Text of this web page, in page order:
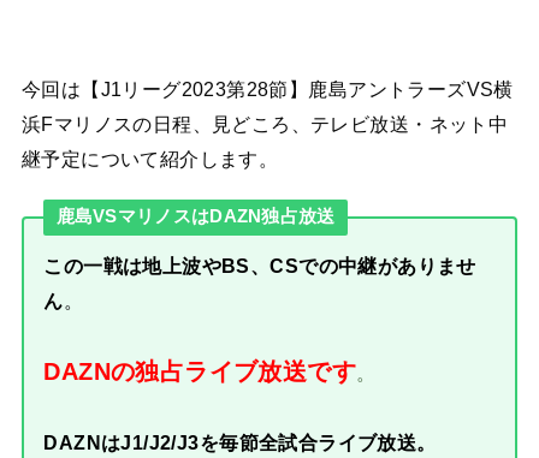
今回は【J1リーグ2023第28節】鹿島アントラーズVS横
浜Fマリノスの日程、見どころ、テレビ放送・ネット中
継予定について紹介します。
鹿島VSマリノスはDAZN独占放送
この一戦は地上波やBS、CSでの中継がありませ
ん。
DAZNの独占ライブ放送です。
DAZNはJ1/J2/J3を毎節全試合ライブ放送。